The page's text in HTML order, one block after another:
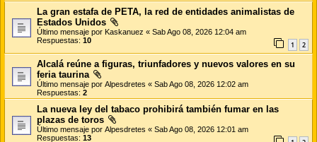
La gran estafa de PETA, la red de entidades animalistas de
Estados Unidos
Último mensaje por Kaskanuez « Sab Ago 08, 2026 12:04 am
Respuestas: 10 1 2
Alcalá reúne a figuras, triunfadores y nuevos valores en su
feria taurina
Último mensaje por Alpesdretes « Sab Ago 08, 2026 12:02 am
Respuestas: 2
La nueva ley del tabaco prohibirá también fumar en las
plazas de toros
Último mensaje por Alpesdretes « Sab Ago 08, 2026 12:01 am
Respuestas: 13